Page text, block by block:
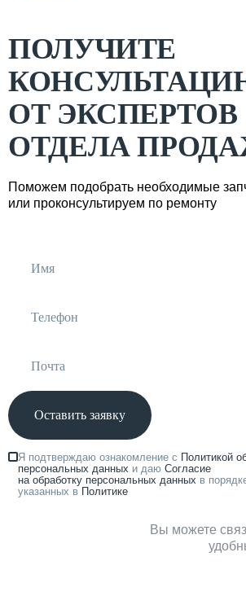
ПОЛУЧИТЕ
ОТ ЭКСПЕРТОВ
ОТДЕЛА
Поможем подобрать необходимые
или проконсультируем по ремонту
Оставить заявку
Я подтверждаю ознакомление с Политикой
персональных данных и даю Согласие
на обработку персональных данных в
указанных в Политике
Вы можете